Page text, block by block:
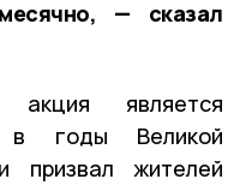
— сказал
является
в годы Великой
призвал жителей